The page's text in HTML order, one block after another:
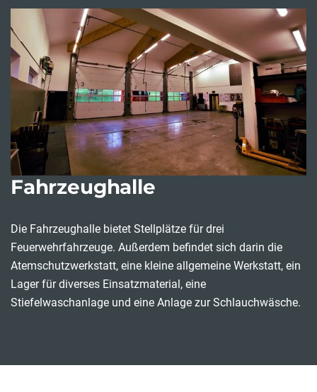
Fahrzeughalle
Die Fahrzeughalle bietet Stellplätze für drei
Feuerwehrfahrzeuge. Außerdem befindet sich darin die
Atemschutzwerkstatt, eine kleine allgemeine Werkstatt, ein
Lager für diverses Einsatzmaterial, eine
Stiefelwaschanlage und eine Anlage zur Schlauchwäsche.